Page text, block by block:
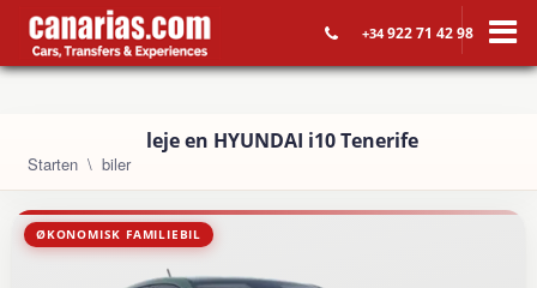
+34922 71 42 98
leje en HYUNDAI i10 Tenerife
Starten biler
ØKONOMISK FAMILIEBIL